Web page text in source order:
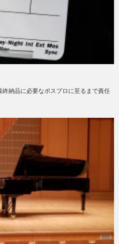
納品に必要なポスプロに至るまで責任